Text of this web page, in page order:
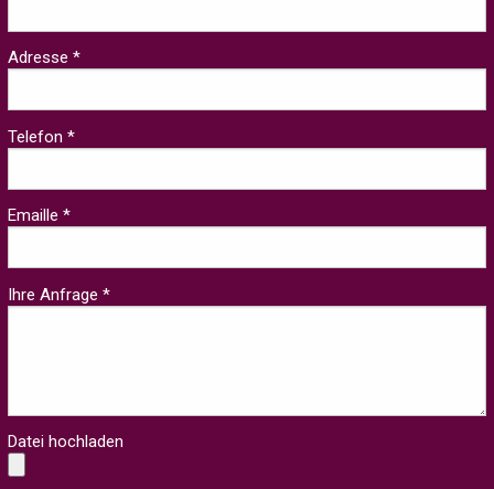
Adresse *
Telefon *
Emaille *
Ihre Anfrage *
Datei hochladen